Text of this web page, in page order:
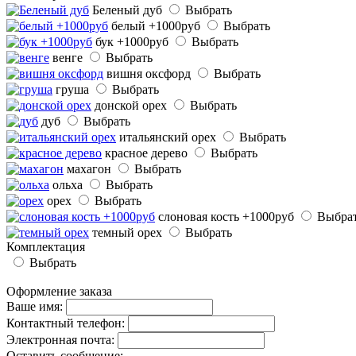
Беленый дуб
Выбрать
белый +1000руб
Выбрать
бук +1000руб
Выбрать
венге
Выбрать
вишня оксфорд
Выбрать
груша
Выбрать
донской орех
Выбрать
дуб
Выбрать
итальянский орех
Выбрать
красное дерево
Выбрать
махагон
Выбрать
ольха
Выбрать
орех
Выбрать
слоновая кость +1000руб
темный орех
Выбрать
Комплектация
Выбрать
Оформление заказа
Ваше имя:
Контактный телефон:
Электронная почта: